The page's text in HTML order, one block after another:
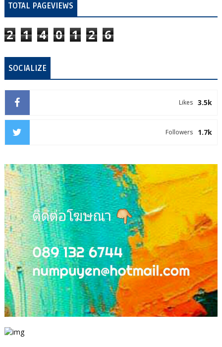
TOTAL PAGEVIEWS
2 1 4 0 1 2 6
SOCIALIZE
3.5k
Likes
1.7k
Followers